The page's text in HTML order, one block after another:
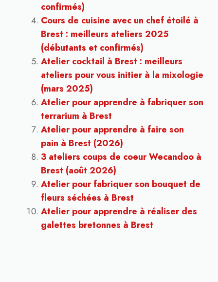
confirmés)
Cours de cuisine avec un chef étoilé à
Brest : meilleurs ateliers 2025
(débutants et confirmés)
Atelier cocktail à Brest : meilleurs
ateliers pour vous initier à la mixologie
(mars 2025)
Atelier pour apprendre à fabriquer son
terrarium à Brest
Atelier pour apprendre à faire son
pain à Brest (2026)
3 ateliers coups de coeur Wecandoo à
Brest (août 2026)
Atelier pour fabriquer son bouquet de
fleurs séchées à Brest
Atelier pour apprendre à réaliser des
galettes bretonnes à Brest